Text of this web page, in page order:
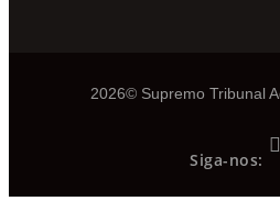
2026© Supremo Tribunal
Siga-nos: